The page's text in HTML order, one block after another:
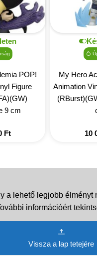
POP!
Figure
9 cm
Ft
My Hero
Animation
10
lehető legjobb
információért
Vissza a lap tetejére